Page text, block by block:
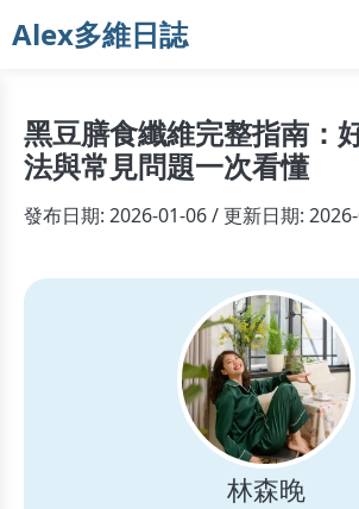
Alex多維日誌
黑豆膳食纖維完整指南：
法與常見問題一次看懂
發布日期: 2026-01-06 / 更新日期:
林森晚